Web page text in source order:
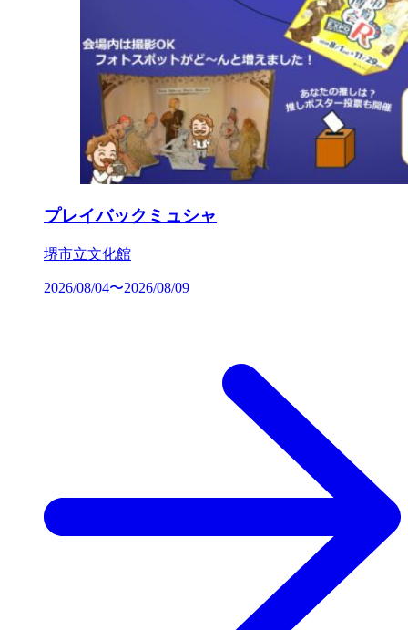
プレイバックミュシャ
堺市立文化館
2026/08/04〜2026/08/09